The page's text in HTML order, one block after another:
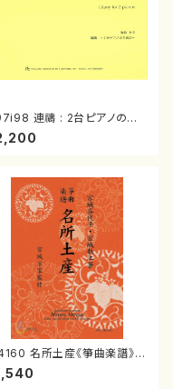
連禱 : 2台ピアノのた
（2 Pianos / 菊池 幸夫 /
）
名所土産《箏曲楽譜》
/宮城喜代子・宮城数江著・
宗家監修/箏曲古典楽譜）